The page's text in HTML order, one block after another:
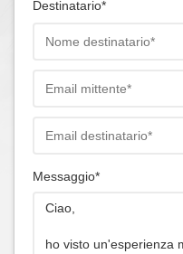
Destinatario*
Messaggio*